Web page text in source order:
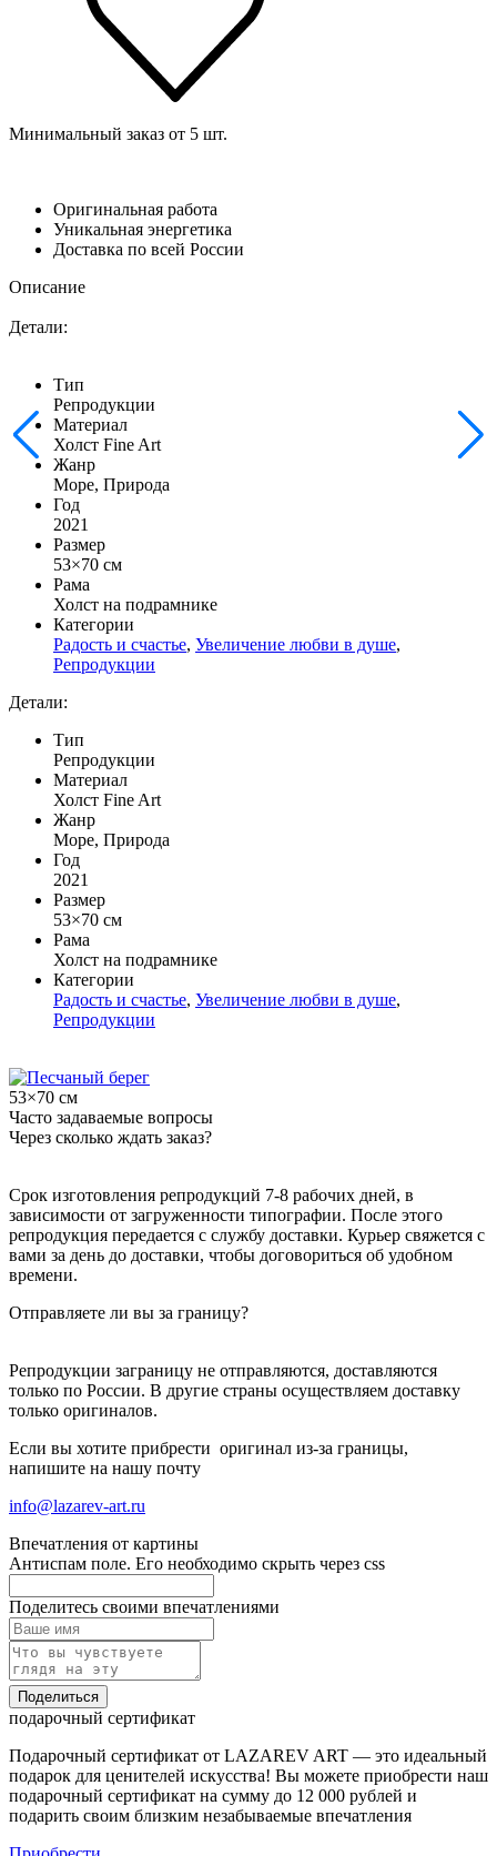
Минимальный заказ от 5 шт.
Оригинальная работа
Уникальная энергетика
Доставка по всей России
Описание
Детали:
Тип
Репродукции
Материал
Холст Fine Art
Жанр
Море, Природа
Год
2021
Размер
53×70 см
Рама
Холст на подрамнике
Категории
Радость и счастье, Увеличение любви в душе,
Репродукции
Детали:
Тип
Репродукции
Материал
Холст Fine Art
Жанр
Море, Природа
Год
2021
Размер
53×70 см
Рама
Холст на подрамнике
Категории
Радость и счастье, Увеличение любви в душе,
Репродукции
53×70 см
Часто задаваемые вопросы
Через сколько ждать заказ?
Срок изготовления репродукций 7-8 рабочих дней, в
зависимости от загруженности типографии. После этого
репродукция передается с службу доставки. Курьер свяжется с
вами за день до доставки, чтобы договориться об удобном
времени.
Отправляете ли вы за границу?
Репродукции заграницу не отправляются, доставляются
только по России. В другие страны осуществляем доставку
только оригиналов.
Если вы хотите прибрести оригинал из-за границы,
напишите на нашу почту
info@lazarev-art.ru
Впечатления от картины
Антиспам поле. Его необходимо скрыть через css
Поделитесь своими впечатлениями
Поделиться
подарочный сертификат
Подарочный сертификат от LAZAREV ART — это идеальный
подарок для ценителей искусства! Вы можете приобрести наш
подарочный сертификат на сумму до 12 000 рублей и
подарить своим близким незабываемые впечатления